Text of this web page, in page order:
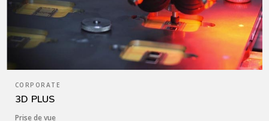
CORPORATE
3D PLUS
Prise de vue